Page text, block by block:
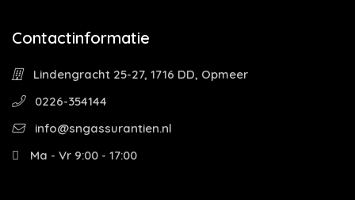
Contactinformatie
Lindengracht 25-27, 1716 DD, Opmeer
0226-354144
info@sngassurantien.nl
Ma - Vr 9:00 - 17:00